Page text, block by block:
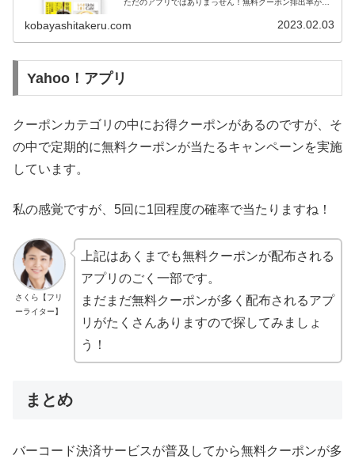
ただのアプリではありまっせん！無料クーポン排出率が意
kobayashitakeru.com 2023.02.03
Yahoo！アプリ
クーポンカテゴリの中にお得クーポンがあるのですが、そ
の中で定期的に無料クーポンが当たるキャンペーンを実施
しています。
私の感覚ですが、5回に1回程度の確率で当たりますね！
さくら【フリ
ーライター】
上記はあくまでも無料クーポンが配布される
アプリのごく一部です。
まだまだ無料クーポンが多く配布されるアプ
リがたくさんありますので探してみましょ
う！
まとめ
バーコード決済サービスが普及してから無料クーポンが多